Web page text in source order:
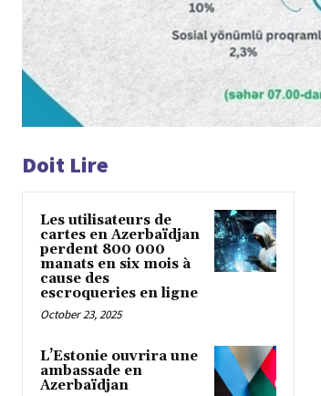
Doit Lire
Les utilisateurs de
cartes en Azerbaïdjan
perdent 800 000
manats en six mois à
cause des
escroqueries en ligne
October 23, 2025
L’Estonie ouvrira une
ambassade en
Azerbaïdjan